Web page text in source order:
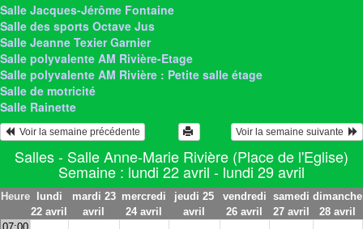
Salle Jacques-Jérôme Fontaine
Salle des sports Octave Jus
Salle Jeanne Texier Garnier
Salle polyvalente AM Rivière-Etage
Salle polyvalente AM Rivière : Petite salle étage
Salle de motricité
Salle Rainette
  Voir la semaine précédente
Voir la semaine suivante
Salles - Salle Anne-Marie Rivière (Place de l'Eglise)
Semaine : lundi 22 avril - lundi 29 avril
Heure lundi
22 avril
mardi 23
avril
mercredi
24 avril
jeudi 25
avril
vendredi
26 avril
samedi
27 avril
dimanche
28 avril